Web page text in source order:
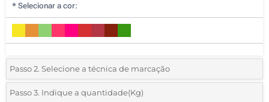
* Selecionar a cor:
Passo 2. Selecione a técnica de marcação
*Selecione o tipo de marcação e as cores do logotipo:
Passo 3. Indique a quantidade(Kg)